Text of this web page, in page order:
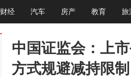
财经 汽车 房产 教育 旅
中国证监会：上
方式规避减持限制